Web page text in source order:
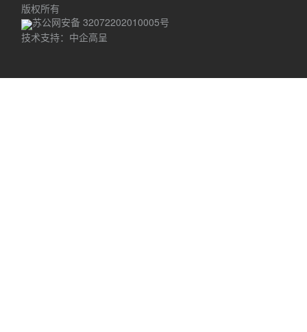
版权所有
苏公网安备 32072202010005号
技术支持：中企高呈